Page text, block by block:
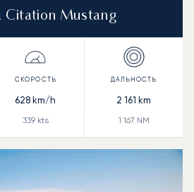
Citation Mustang
628 km/h
339kts
2 161 km
1 167 NM